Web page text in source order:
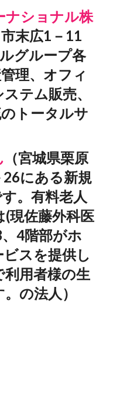
ナショナル株
市末広1－11
グループ各
理、オフィ
テム販売、
トータルサ
（宮城県栗原
にある新規
。有料老人
現佐藤外科医
4階部がホ
スを提供し
用者様の生
の法人）